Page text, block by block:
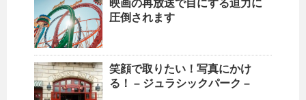
映画の再放送で目にする迫力に
圧倒されます
笑顔で取りたい！写真にかけ
る！ – ジュラシックパーク –